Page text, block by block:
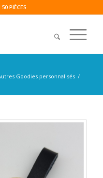
PIÈCES
Goodies personnalisés /